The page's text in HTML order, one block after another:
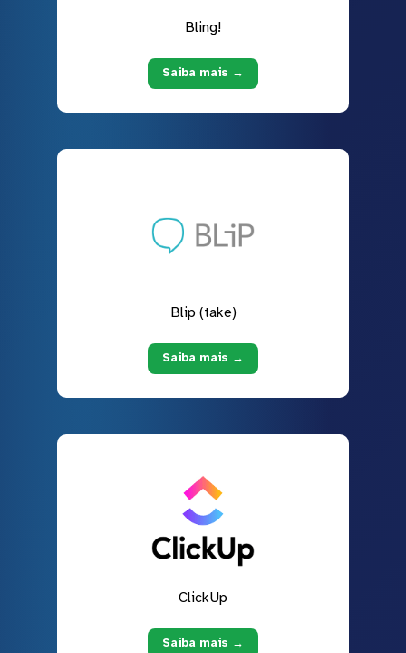
Bling!
Saiba mais →
Blip (take)
Saiba mais →
ClickUp
Saiba mais →